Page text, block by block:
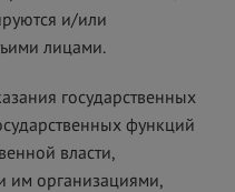
и/или
лицами.
государственных
функций
власти,
им организациями,